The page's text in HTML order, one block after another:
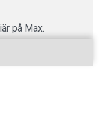
på Max.
den 30
säsongens åtta